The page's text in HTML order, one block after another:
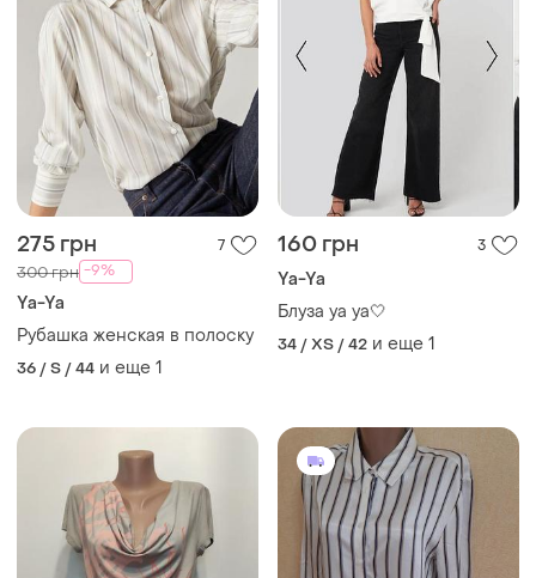
275 грн 7
300 грн -9%
Ya-Ya
Рубашка женская в полоску
36 / S / 44 и еще 1
160 грн 3
Ya-Ya
Блуза ya ya🤍
34 / XS / 42 и еще 1